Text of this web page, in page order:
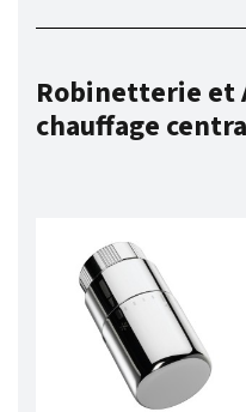
Robinetterie et
chauffage